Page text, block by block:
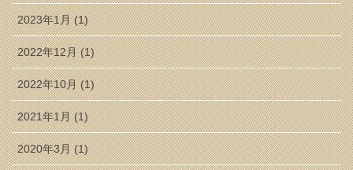
2023年1月 (1)
2022年12月 (1)
2022年10月 (1)
2021年1月 (1)
2020年3月 (1)